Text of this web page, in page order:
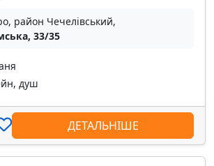
район Чечелівський,
33/35
душ
ДЕТАЛЬНІШЕ